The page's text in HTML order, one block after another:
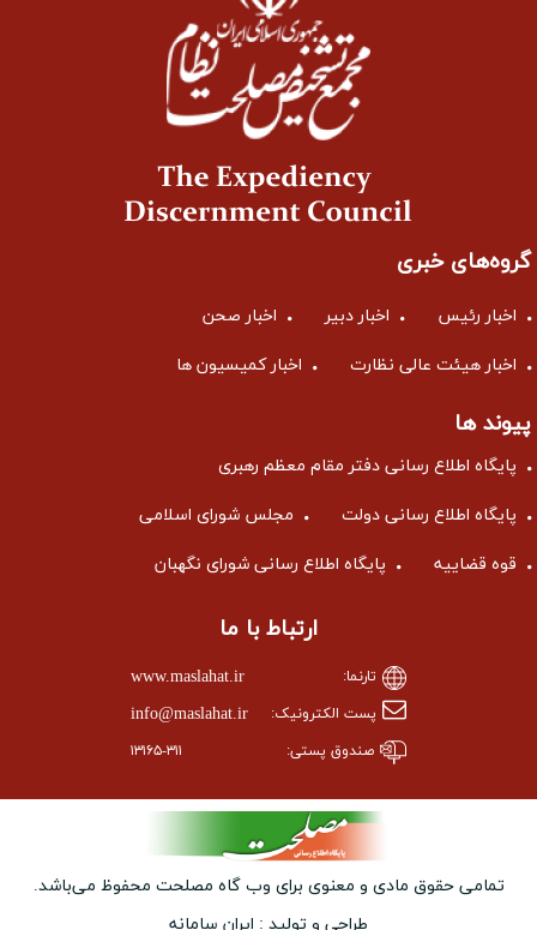
گروه‌های خبری
اخبار رئیس اخبار دبیر اخبار صحن
اخبار هیئت عالی نظارت اخبار کمیسیون ها
پیوند ها
پایگاه اطلاع رسانی دفتر مقام معظم رهبری
پایگاه اطلاع رسانی دولت مجلس شورای اسلامی
قوه قضاییه پایگاه اطلاع رسانی شورای نگهبان
ارتباط با ما
تارنما: www.maslahat.ir
پست الکترونیک: info@maslahat.ir
صندوق پستی: ۱۳۱۶۵-۳۱۱
تمامی حقوق مادی و معنوی برای وب ‌گاه مصلحت محفوظ می‌باشد.
طراحی و تولید : ایران سامانه